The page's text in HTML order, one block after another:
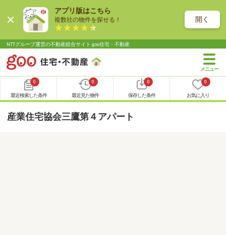
アプリ版はこちら
複数社の物件を探せる！ 開く
NTTグループ運営の不動産総合サイト goo住宅・不動産
0
最近検索した条件
0
最近見た物件
0
保存した条件
0
お気に入り
産業住宅協会三鷹第４アパート